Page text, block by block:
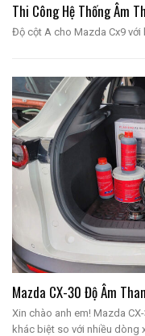
Thi Công Hệ Thống Âm
Độ cột A cho Mazda Cx9 với
Mazda CX-30 Độ Âm
Xin chào anh em! Mazda
khác biệt so với nhiều dòng